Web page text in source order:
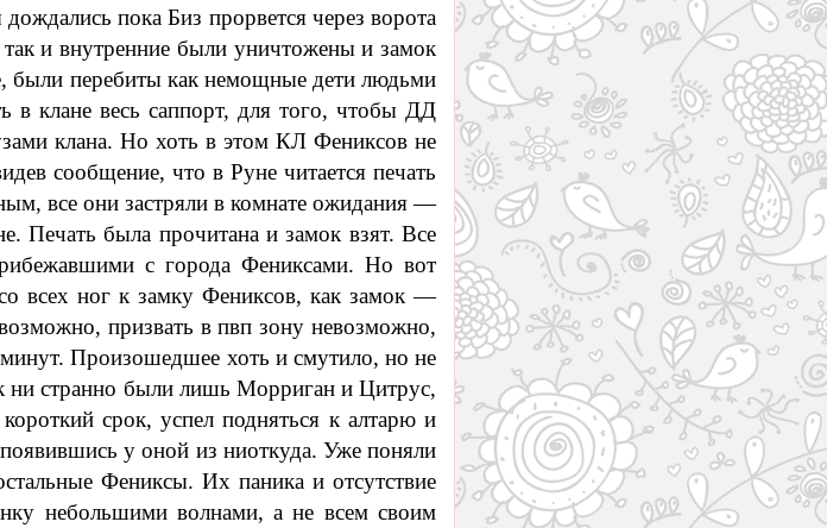
пока Биз прорвется через ворота
и внутренние были уничтожены и замок
были перебиты как немощные дети людьми
клане весь саппорт, для того, чтобы ДД
клана. Но хоть в этом КЛ Фениксов не
сообщение, что в Руне читается печать
все они застряли в комнате ожидания —
Печать была прочитана и замок взят. Все
с города Фениксами. Но вот
всех ног к замку Фениксов, как замок —
призвать в пвп зону невозможно,
Произошедшее хоть и смутило, но не
ни странно были лишь Морриган и Цитрус,
срок, успел подняться к алтарю и
у оной из ниоткуда. Уже поняли
Фениксы. Их паника и отсутствие
небольшими волнами, а не всем своим